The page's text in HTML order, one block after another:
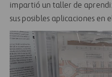
impartió un taller de
sus posibles aplicaciones en